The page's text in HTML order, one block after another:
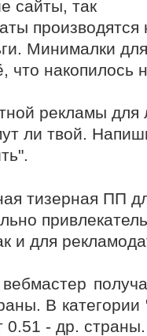
сайты, так
производятся
Минималки
что накопилось
рекламы для
ли твой.
тизерная ПП
и для
В
0.51 - др. страны.